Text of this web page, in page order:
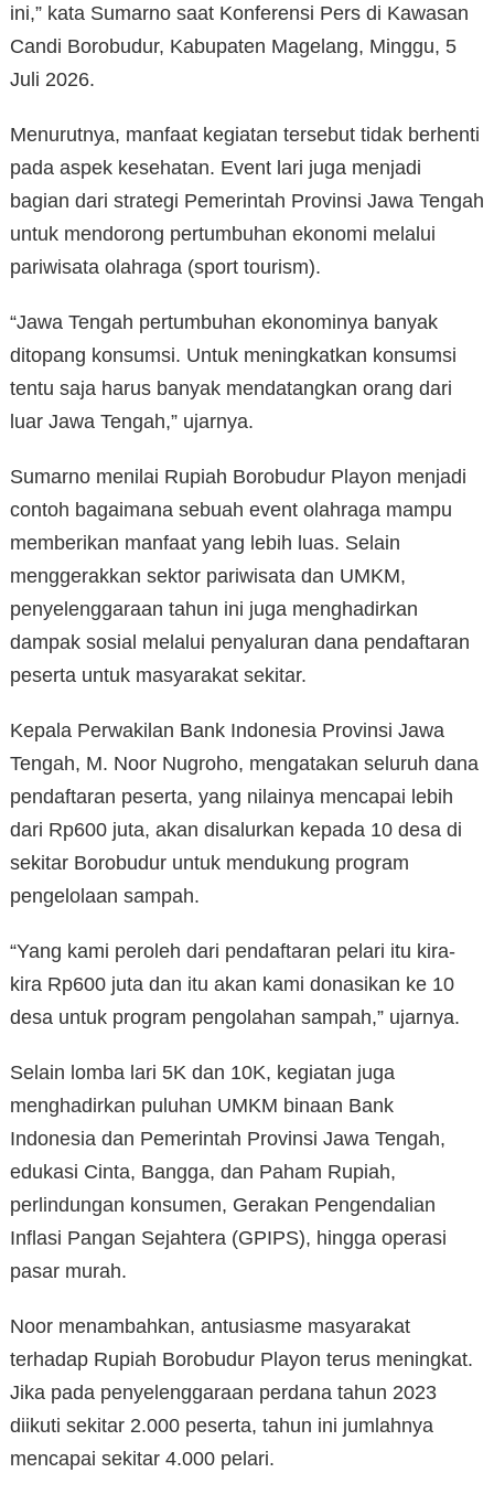
ini,” kata Sumarno saat Konferensi Pers di Kawasan
Candi Borobudur, Kabupaten Magelang, Minggu, 5
Juli 2026.
Menurutnya, manfaat kegiatan tersebut tidak berhenti
pada aspek kesehatan. Event lari juga menjadi
bagian dari strategi Pemerintah Provinsi Jawa Tengah
untuk mendorong pertumbuhan ekonomi melalui
pariwisata olahraga (sport tourism).
“Jawa Tengah pertumbuhan ekonominya banyak
ditopang konsumsi. Untuk meningkatkan konsumsi
tentu saja harus banyak mendatangkan orang dari
luar Jawa Tengah,” ujarnya.
Sumarno menilai Rupiah Borobudur Playon menjadi
contoh bagaimana sebuah event olahraga mampu
memberikan manfaat yang lebih luas. Selain
menggerakkan sektor pariwisata dan UMKM,
penyelenggaraan tahun ini juga menghadirkan
dampak sosial melalui penyaluran dana pendaftaran
peserta untuk masyarakat sekitar.
Kepala Perwakilan Bank Indonesia Provinsi Jawa
Tengah, M. Noor Nugroho, mengatakan seluruh dana
pendaftaran peserta, yang nilainya mencapai lebih
dari Rp600 juta, akan disalurkan kepada 10 desa di
sekitar Borobudur untuk mendukung program
pengelolaan sampah.
“Yang kami peroleh dari pendaftaran pelari itu kira-
kira Rp600 juta dan itu akan kami donasikan ke 10
desa untuk program pengolahan sampah,” ujarnya.
Selain lomba lari 5K dan 10K, kegiatan juga
menghadirkan puluhan UMKM binaan Bank
Indonesia dan Pemerintah Provinsi Jawa Tengah,
edukasi Cinta, Bangga, dan Paham Rupiah,
perlindungan konsumen, Gerakan Pengendalian
Inflasi Pangan Sejahtera (GPIPS), hingga operasi
pasar murah.
Noor menambahkan, antusiasme masyarakat
terhadap Rupiah Borobudur Playon terus meningkat.
Jika pada penyelenggaraan perdana tahun 2023
diikuti sekitar 2.000 peserta, tahun ini jumlahnya
mencapai sekitar 4.000 pelari.